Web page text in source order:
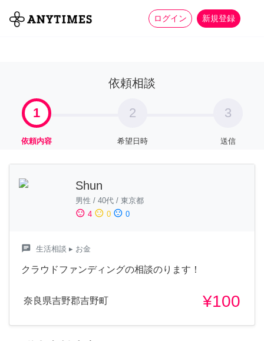
ログイン 新規登録
全て 家事 more_horiz
依頼相談
1
依頼内容
2
希望日時
3
送信
Shun
男性 / 40代 / 東京都
sentiment_satisfied 4 sentiment_neutral 0 sentiment_dissatisfied 0
chat 生活相談 ▸ お金
クラウドファンディングの相談のります！
奈良県吉野郡吉野町 ¥100